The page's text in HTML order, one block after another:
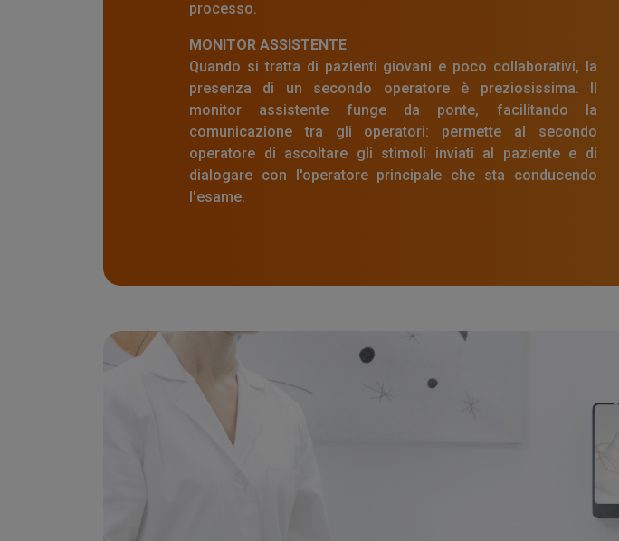
processo.
MONITOR ASSISTENTE
Quando si tratta di pazienti giovani e poco collaborativi, la
presenza di un secondo operatore è preziosissima. Il
monitor assistente funge da ponte, facilitando la
comunicazione tra gli operatori: permette al secondo
operatore di ascoltare gli stimoli inviati al paziente e di
dialogare con l'operatore principale che sta conducendo
l'esame.